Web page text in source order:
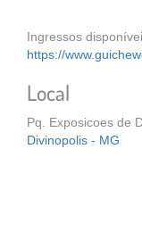
Ingressos
https://
Local
Pq. Exposicoes de
Divinopolis - MG